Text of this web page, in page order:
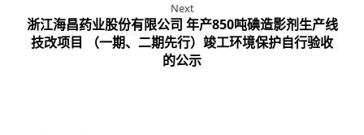
Next
浙江海昌药业股份有限公司 年产850吨碘造影剂生产线
技改项目 （一期、二期先行）竣工环境保护自行验收
的公示